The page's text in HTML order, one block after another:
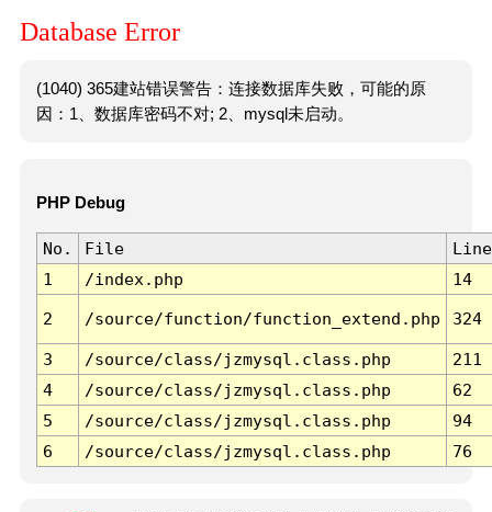
Database Error
(1040) 365建站错误警告：连接数据库失败，可能的原
因：1、数据库密码不对; 2、mysql未启动。
PHP Debug
No. File
Line
1
/index.php 14
2 /source/function/function_extend.php 324
3 /source/class/jzmysql.class.php
211
4
/source/class/jzmysql.class.php
62
5
/source/class/jzmysql.class.php
94
6
/source/class/jzmysql.class.php 76